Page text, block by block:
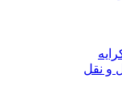
و نقل